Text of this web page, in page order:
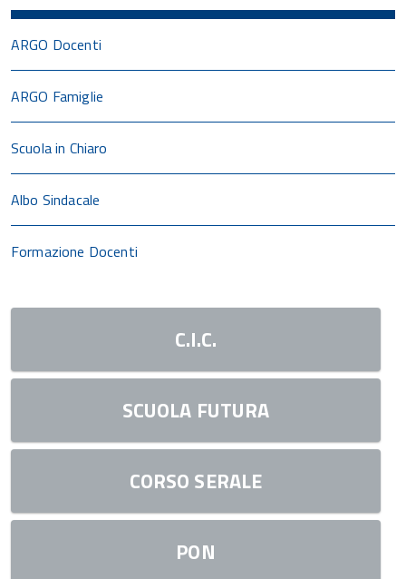
ARGO Docenti
ARGO Famiglie
Scuola in Chiaro
Albo Sindacale
Formazione Docenti
C.I.C.
SCUOLA FUTURA
CORSO SERALE
PON